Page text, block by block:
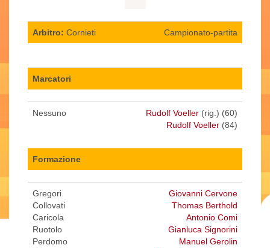
Arbitro: Cornieti Campionato-partita
Marcatori
Nessuno Rudolf Voeller (rig.) (60)
Rudolf Voeller (84)
Formazione
Gregori
Collovati
Caricola
Ruotolo
Perdomo
Giovanni Cervone
Thomas Berthold
Antonio Comi
Gianluca Signorini
Manuel Gerolin